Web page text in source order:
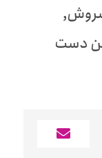
,
دست